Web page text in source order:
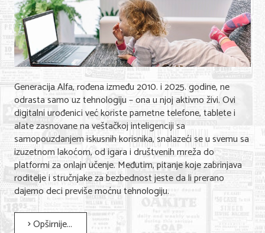
Generacija Alfa, rođena između 2010. i 2025. godine, ne
odrasta samo uz tehnologiju – ona u njoj aktivno živi. Ovi
digitalni urođenici već koriste pametne telefone, tablete i
alate zasnovane na veštačkoj inteligenciji sa
samopouzdanjem iskusnih korisnika, snalazeći se u svemu sa
izuzetnom lakoćom, od igara i društvenih mreža do
platformi za onlajn učenje. Međutim, pitanje koje zabrinjava
roditelje i stručnjake za bezbednost jeste da li prerano
dajemo deci previše moćnu tehnologiju.
Opširnije...